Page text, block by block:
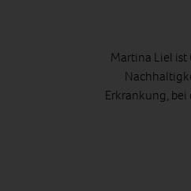
Martina Liel ist
Erkrankung,